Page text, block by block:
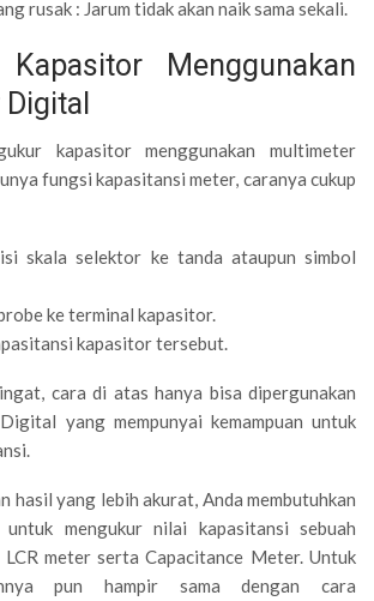
rusak : Jarum tidak akan naik sama sekali.
Kapasitor Menggunakan
kapasitor menggunakan multimeter
fungsi kapasitansi meter, caranya cukup
skala selektor ke tanda ataupun simbol
ke terminal kapasitor.
kapasitor tersebut.
cara di atas hanya bisa dipergunakan
yang mempunyai kemampuan untuk
hasil yang lebih akurat, Anda membutuhkan
mengukur nilai kapasitansi sebuah
meter serta Capacitance Meter. Untuk
pun hampir sama dengan cara